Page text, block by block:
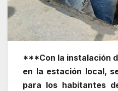
***Con la instalación
en la estación local,
para los habitantes